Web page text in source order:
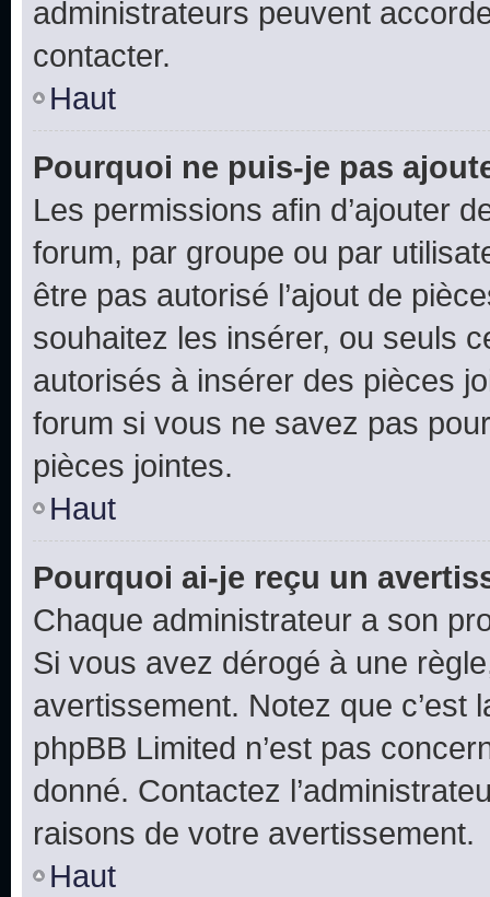
administrateurs peuvent
contacter.
Haut
Pourquoi ne puis-je pas
Les permissions afin d’ajouter
forum, par groupe ou par
être pas autorisé l’ajout de
souhaitez les insérer, ou seuls
autorisés à insérer des pièces
forum si vous ne savez pas
pièces jointes.
Haut
Pourquoi ai-je reçu un
Chaque administrateur a son
Si vous avez dérogé à une
avertissement. Notez que c’est
phpBB Limited n’est pas
donné. Contactez
raisons de votre avertissement.
Haut